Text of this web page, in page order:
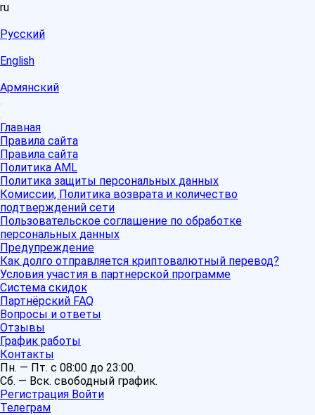
ru
Русский
English
Армянский
Главная
Правила сайта
Правила сайта
Политика AML
Политика защиты персональных данных
Комиссии, Политика возврата и количество
подтверждений сети
Пользовательское соглашение по обработке
персональных данных
Предупреждение
Как долго отправляется криптовалютный перевод?
Условия участия в партнерской программе
Система скидок
Партнёрский FAQ
Вопросы и ответы
Отзывы
График работы
Контакты
Пн. — Пт. с 08:00 до 23:00.
Сб. — Вск. свободный график.
Регистрация Войти
Телеграм